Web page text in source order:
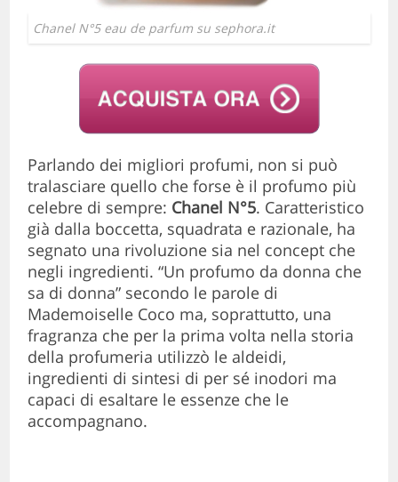
Chanel N°5 eau de parfum su sephora.it
Parlando dei migliori profumi, non si può
tralasciare quello che forse è il profumo più
celebre di sempre: Chanel N°5. Caratteristico
già dalla boccetta, squadrata e razionale, ha
segnato una rivoluzione sia nel concept che
negli ingredienti. “Un profumo da donna che
sa di donna” secondo le parole di
Mademoiselle Coco ma, soprattutto, una
fragranza che per la prima volta nella storia
della profumeria utilizzò le aldeidi,
ingredienti di sintesi di per sé inodori ma
capaci di esaltare le essenze che le
accompagnano.